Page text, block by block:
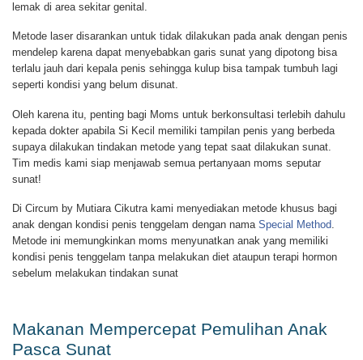
lemak di area sekitar genital.
Metode laser disarankan untuk tidak dilakukan pada anak dengan penis
mendelep karena dapat menyebabkan garis sunat yang dipotong bisa
terlalu jauh dari kepala penis sehingga kulup bisa tampak tumbuh lagi
seperti kondisi yang belum disunat.
Oleh karena itu, penting bagi Moms untuk berkonsultasi terlebih dahulu
kepada dokter apabila Si Kecil memiliki tampilan penis yang berbeda
supaya dilakukan tindakan metode yang tepat saat dilakukan sunat.
Tim medis kami siap menjawab semua pertanyaan moms seputar
sunat!
Di Circum by Mutiara Cikutra kami menyediakan metode khusus bagi
anak dengan kondisi penis tenggelam dengan nama Special Method
Metode ini memungkinkan moms menyunatkan anak yang memiliki
kondisi penis tenggelam tanpa melakukan diet ataupun terapi hormon
sebelum melakukan tindakan sunat
Makanan Mempercepat Pemulihan Anak
Pasca Sunat